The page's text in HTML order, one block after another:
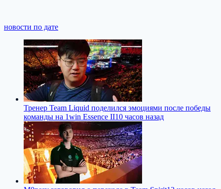
новости по дате
Тренер Team Liquid поделился эмоциями после победы
команды на 1win Essence II10 часов назад